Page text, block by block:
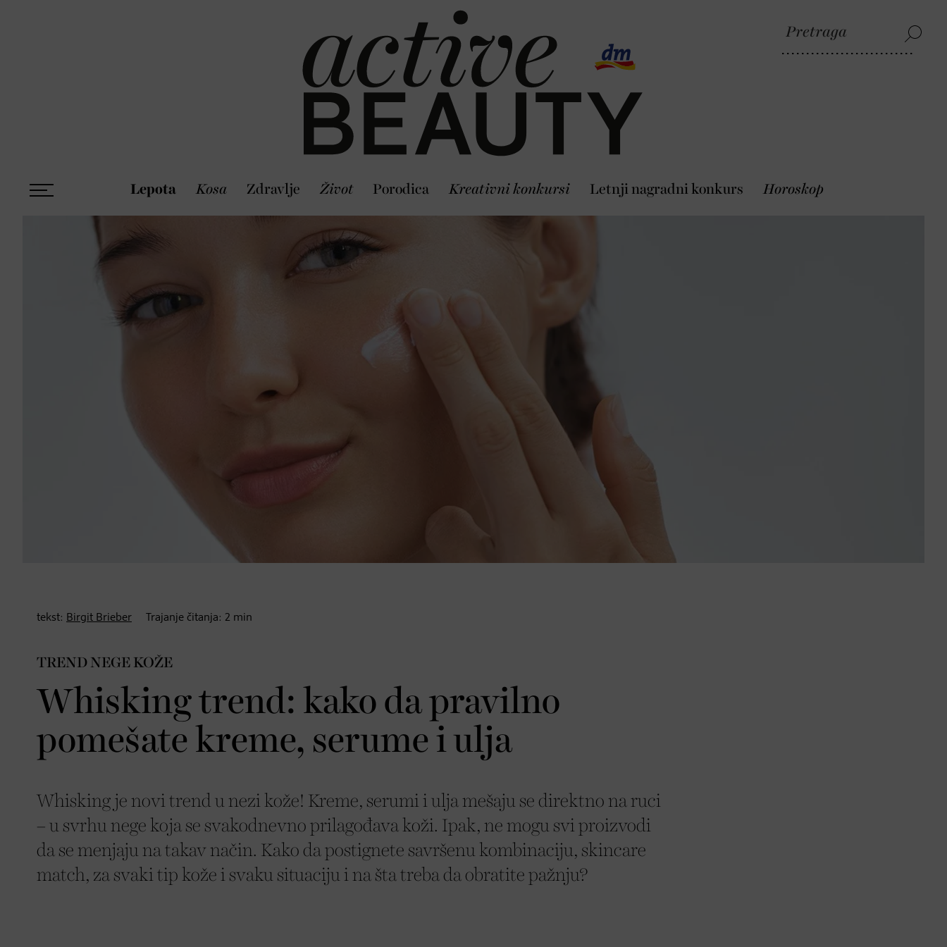
Lepota Kosa Zdravlje Život Porodica Kreativni konkursi Letnji nagradni konkurs Horoskop
tekst: Birgit Brieber Trajanje čitanja: 2 min
TREND NEGE KOŽE
Whisking trend: kako da pravilno
pomešate kreme, serume i ulja
Whisking je novi trend u nezi kože! Kreme, serumi i ulja mešaju se direktno na ruci
– u svrhu nege koja se svakodnevno prilagođava koži. Ipak, ne mogu svi proizvodi
da se menjaju na takav način. Kako da postignete savršenu kombinaciju, skincare
match, za svaki tip kože i svaku situaciju i na šta treba da obratite pažnju?